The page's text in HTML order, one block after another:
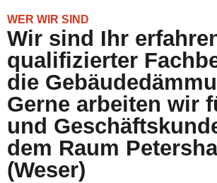
WER WIR SIND
Wir sind Ihr
qualifizierter
die
Gerne arbeiten wir
und
dem Raum
(Weser)